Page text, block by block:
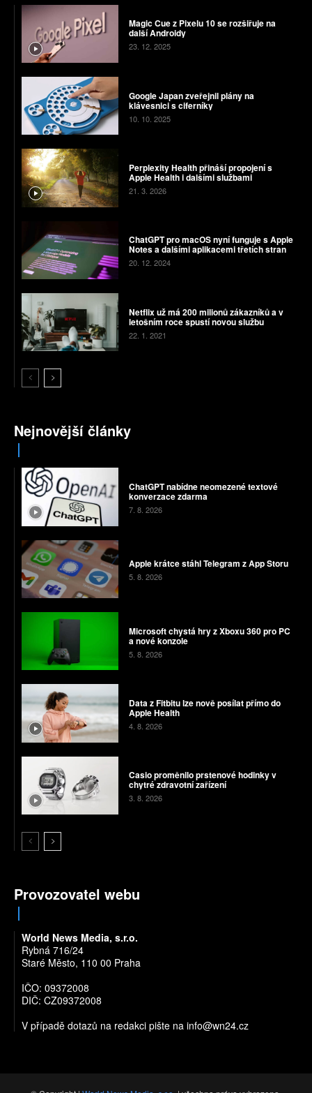
Magic Cue z Pixelu 10 se rozšiřuje na
další Androidy
23. 12. 2025
Google Japan zveřejnil plány na
klávesnici s ciferníky
10. 10. 2025
Perplexity Health přináší propojení s
Apple Health i dalšími službami
21. 3. 2026
ChatGPT pro macOS nyní funguje s Apple
Notes a dalšími aplikacemi třetích stran
20. 12. 2024
Netflix už má 200 milionů zákazníků a v
letošním roce spustí novou službu
22. 1. 2021
Nejnovější články
ChatGPT nabídne neomezené textové
konverzace zdarma
7. 8. 2026
Apple krátce stáhl Telegram z App Storu
5. 8. 2026
Microsoft chystá hry z Xboxu 360 pro PC
a nové konzole
5. 8. 2026
Data z Fitbitu lze nově posílat přímo do
Apple Health
4. 8. 2026
Casio proměnilo prstenové hodinky v
chytré zdravotní zařízení
3. 8. 2026
Provozovatel webu
World News Media, s.r.o.
Rybná 716/24
Staré Město, 110 00 Praha
IČO: 09372008
DIČ: CZ09372008
V případě dotazů na redakci pište na info@wn24.cz